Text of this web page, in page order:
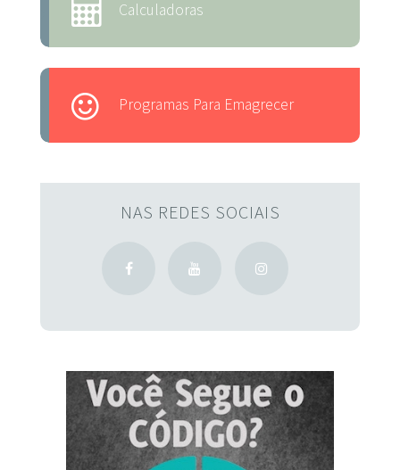
Calculadoras
Programas Para Emagrecer
NAS REDES SOCIAIS